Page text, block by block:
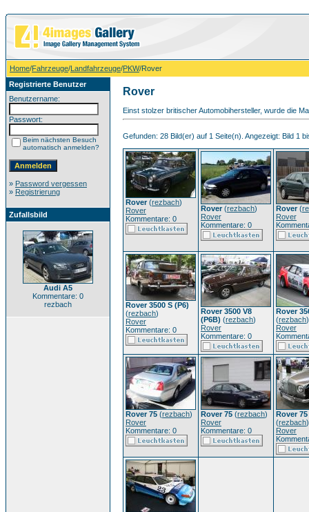
Home/Fahrzeuge/Landfahrzeuge/PKW/Rover
Registrierte Benutzer
Benutzername:
Passwort:
Beim nächsten Besuch
automatisch anmelden?
» Password vergessen
» Registrierung
Zufallsbild
Audi A5
Kommentare: 0
rezbach
Rover
Einst stolzer britischer Automobihersteller, wurde die
Gefunden: 28 Bild(er) auf 1 Seite(n). Angezeigt: Bild 1
Rover(rezbach)
Rover
Kommentare: 0
Rover(rezbach)
Rover
Kommentare: 0
Rover(
Rover
Rover 3500 S (P6)
(rezbach)
Rover
Kommentare: 0
Rover 3500 V8
(P6B) (rezbach)
Rover
Kommentare: 0
Rover
(rezbach)
Rover
Rover 75 (rezbach)
Rover
Kommentare: 0
Rover 75 (rezbach)
Rover
Kommentare: 0
Rover 75
(rezbach)
Rover